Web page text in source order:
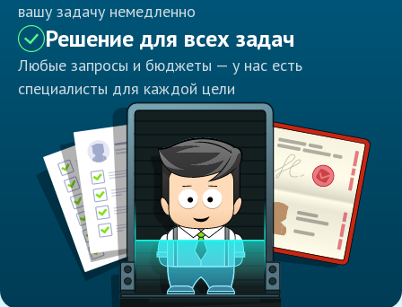
вашу задачу немедленно
Решение для всех задач
Любые запросы и бюджеты — у нас есть
специалисты для каждой цели